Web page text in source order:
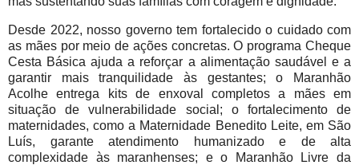
Desde 2022, nosso governo tem fortalecido o cuidado com
as mães por meio de ações concretas. O programa Cheque
Cesta Básica ajuda a reforçar a alimentação saudável e a
garantir mais tranquilidade às gestantes; o Maranhão
Acolhe entrega kits de enxoval completos a mães em
situação de vulnerabilidade social; o fortalecimento de
maternidades, como a Maternidade Benedito Leite, em São
Luís, garante atendimento humanizado e de alta
complexidade às maranhenses; e o Maranhão Livre da